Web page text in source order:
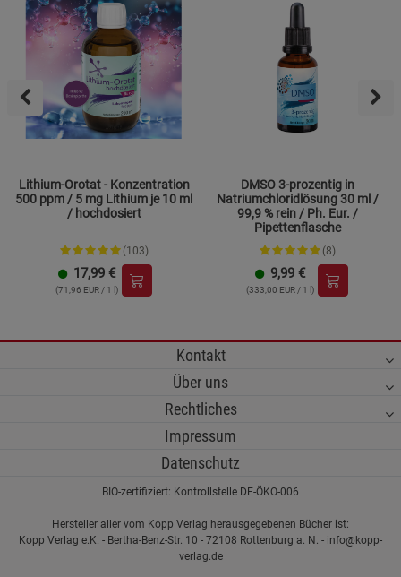
Lithium-Orotat - Konzentration
500 ppm / 5 mg Lithium je 10 ml
/ hochdosiert
(103)
17,99 €
(71,96 EUR / 1 l)
DMSO 3-prozentig in
Natriumchloridlösung 30 ml /
99,9 % rein / Ph. Eur. /
Pipettenflasche
(8)
9,99 €
(333,00 EUR / 1 l)
Kontakt
Über uns
Rechtliches
Impressum
Datenschutz
BIO-zertifiziert: Kontrollstelle DE-ÖKO-006
Hersteller aller vom Kopp Verlag herausgegebenen Bücher ist:
Kopp Verlag e.K. - Bertha-Benz-Str. 10 - 72108 Rottenburg a. N. - info@kopp-
verlag.de